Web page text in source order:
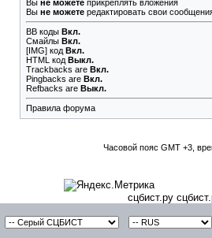
Вы не можете прикреплять вложения
Вы не можете редактировать свои
BB коды Вкл.
Смайлы Вкл.
[IMG] код Вкл.
HTML код Выкл.
Trackbacks are Вкл.
Pingbacks are Вкл.
Refbacks are Выкл.
Правила форума
Часовой пояс GMT +3,
сцбист.ру